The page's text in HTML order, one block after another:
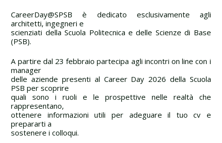
CareerDay@SPSB è dedicato esclusivamente agli
architetti, ingegneri e
scienziati della Scuola Politecnica e delle Scienze di Base
(PSB).
A partire dal 23 febbraio partecipa agli incontri on line con i
manager
delle aziende presenti al Career Day 2026 della Scuola
PSB per scoprire
quali sono i ruoli e le prospettive nelle realtà che
rappresentano,
ottenere informazioni utili per adeguare il tuo cv e
prepararti a
sostenere i colloqui.